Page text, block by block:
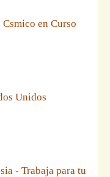
en Curso
Unidos
- Trabaja para tu